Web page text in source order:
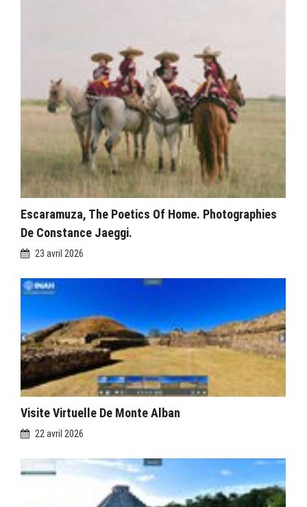
Escaramuza, The Poetics Of Home. Photographies
De Constance Jaeggi.
23 avril 2026
Visite Virtuelle De Monte Alban
22 avril 2026